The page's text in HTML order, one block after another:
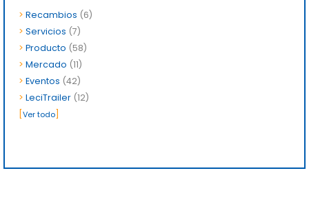
> Recambios (6)
> Servicios (7)
> Producto (58)
> Mercado (11)
> Eventos (42)
> LeciTrailer (12)
Ver todo